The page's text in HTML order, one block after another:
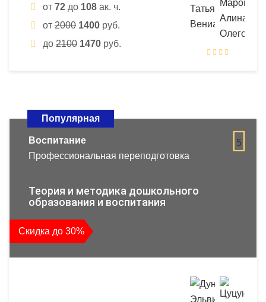
от 72 до 108 ак. ч.
от 2000 1400 руб.
до 2100 1470 руб.
Популярная
5
Воспитание
Профессиональная переподготовка
Теория и методика дошкольного
образования и воспитания
Скидка до 30%